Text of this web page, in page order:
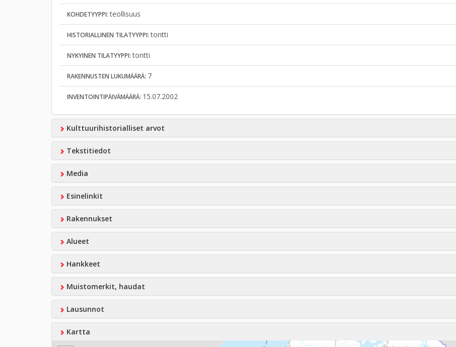
KOHDETYYPPI:teollisuus
HISTORIALLINEN TILATYYPPI:tontti
NYKYINEN TILATYYPPI:tontti
RAKENNUSTEN LUKUMÄÄRÄ: 7
INVENTOINTIPÄIVÄMÄÄRÄ: 15.07.2002
Kulttuurihistorialliset arvot
Tekstitiedot
Media
Esinelinkit
Rakennukset
Alueet
Hankkeet
Muistomerkit, haudat
Lausunnot
Kartta